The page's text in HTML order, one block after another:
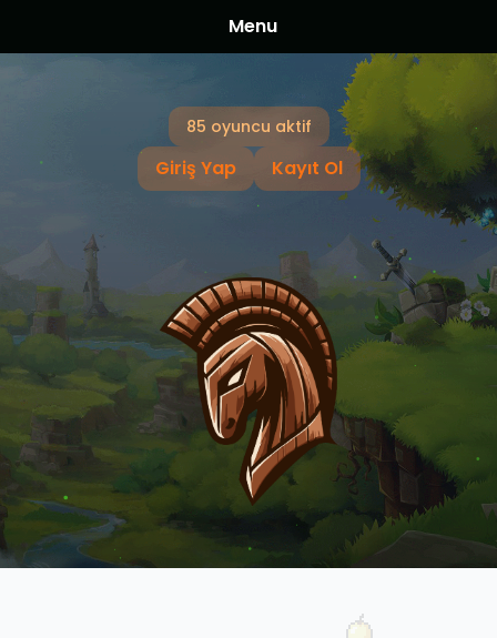
85 oyuncu aktif
Giriş Yap Kayıt Ol
Menu